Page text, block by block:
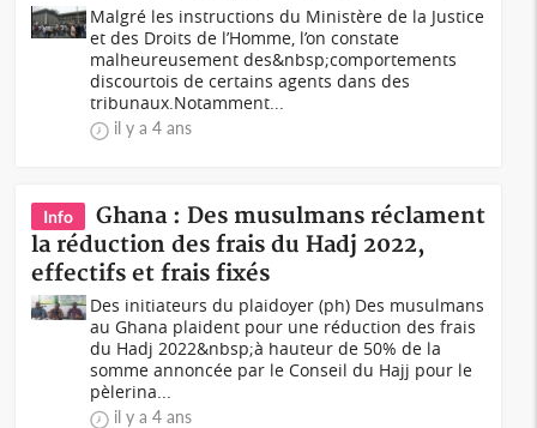
Malgré les instructions du Ministère de la Justice
et des Droits de l’Homme, l’on constate
malheureusement des&nbsp;comportements
discourtois de certains agents dans des
tribunaux.Notamment...
il y a 4 ans
Info
Ghana : Des musulmans réclament
la réduction des frais du Hadj 2022,
effectifs et frais fixés
Des initiateurs du plaidoyer (ph) Des musulmans
au Ghana plaident pour une réduction des frais
du Hadj 2022&nbsp;à hauteur de 50% de la
somme annoncée par le Conseil du Hajj pour le
pèlerina...
il y a 4 ans